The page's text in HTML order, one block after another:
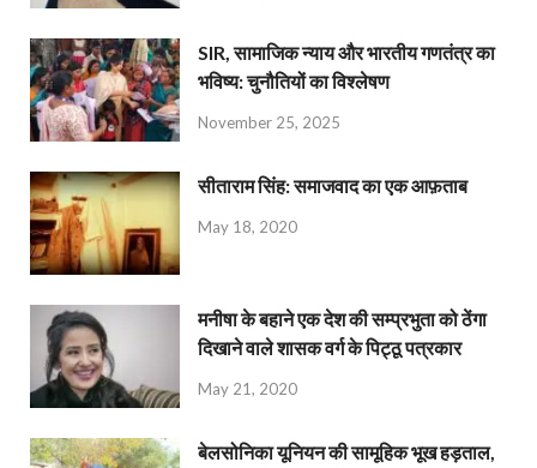
SIR, सामाजिक न्याय और भारतीय गणतंत्र का
भविष्य: चुनौतियों का विश्लेषण
November 25, 2025
सीताराम सिंह: समाजवाद का एक आफ़ताब
May 18, 2020
मनीषा के बहाने एक देश की सम्प्रभुता को ठेंगा
दिखाने वाले शासक वर्ग के पिट्ठू पत्रकार
May 21, 2020
बेलसोनिका यूनियन की सामूहिक भूख हड़ताल,